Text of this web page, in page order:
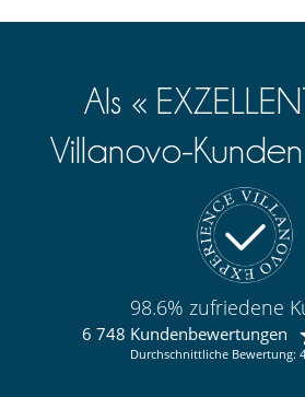
Als «
Villanovo-
98.6% zufriedene
6 748 Kundenbewertungen
Durchschnittliche Bewertung: